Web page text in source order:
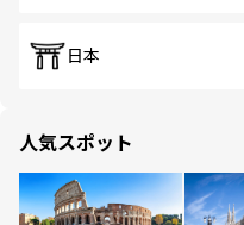
日本
人気スポット